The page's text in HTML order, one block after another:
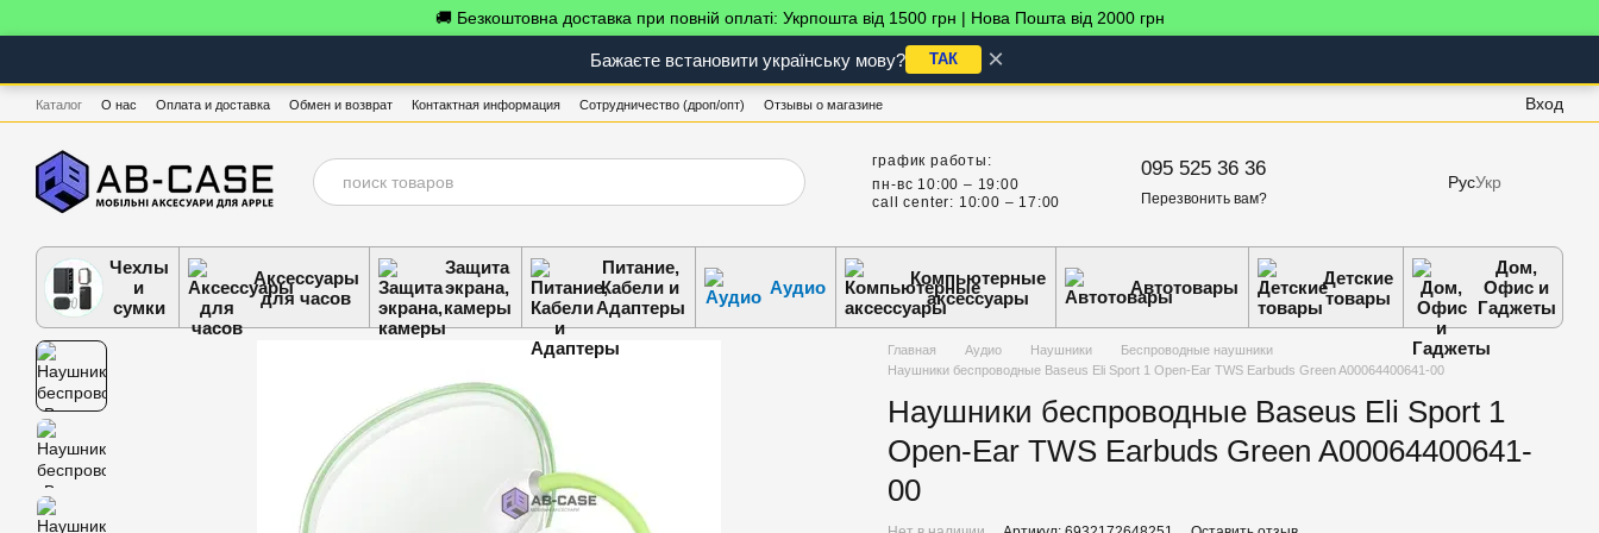
🚚 Безкоштовна доставка при повній оплаті: Укрпошта від 1500 грн | Нова Пошта від 2000 грн
Бажаєте встановити українську мову? ТАК ×
Каталог О нас Оплата и доставка Обмен и возврат Контактная информация Сотрудничество (дроп/опт) Отзывы о магазине Вход
график работы:
пн-вс 10:00 – 19:00
call center: 10:00 – 17:00
095 525 36 36
Перезвонить вам?
РусУкр
Чехлы
и
сумки
Аксессуары
для часов
Защита
экрана,
камеры
Питание,
Кабели и
Адаптеры
Аудио
Компьютерные
аксессуары
Автотовары
Детские
товары
Дом,
Офис и
Гаджеты
Главная Аудио Наушники
Беспроводные наушники
Наушники беспроводные Baseus Eli Sport 1 Open-Ear TWS Earbuds Green A00064400641-00
Наушники беспроводные Baseus Eli Sport 1
Open-Ear TWS Earbuds Green A00064400641-
00